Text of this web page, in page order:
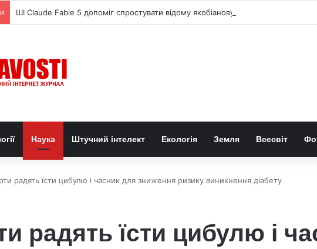
ШІ Claude Fable 5 допоміг спростувати відому якобіанову гіпотезу
Наука Штучний інтелект Екологія Земля Всесвіт
радять їсти цибулю і часник для зниження ризику виникнення діабету
радять їсти цибулю і